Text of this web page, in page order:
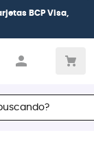
con todas